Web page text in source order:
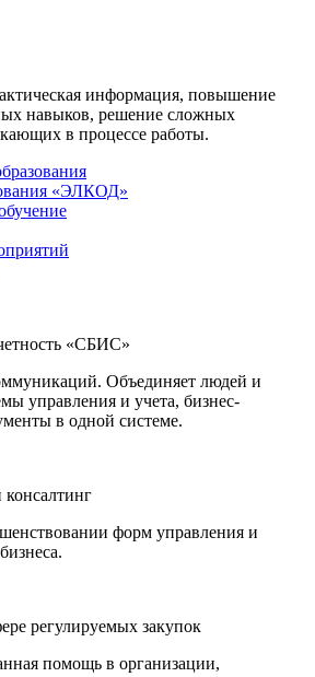
информация, повышение
навыков, решение сложных
в процессе работы.
«ЭЛКОД»
«СБИС»
Объединяет людей и
управления и учета, бизнес-
в одной системе.
форм управления и
регулируемых закупок
помощь в организации,